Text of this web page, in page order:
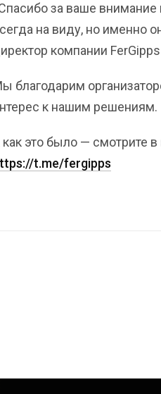
за ваше внимание
на виду, но именно
компании
благодарим
к нашим решениям.
как это было — смотрите
t.me/fergipps